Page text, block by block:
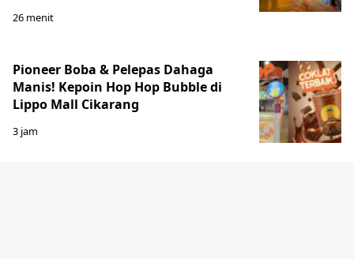
26 menit
Pioneer Boba & Pelepas Dahaga
Manis! Kepoin Hop Hop Bubble di
Lippo Mall Cikarang
3 jam